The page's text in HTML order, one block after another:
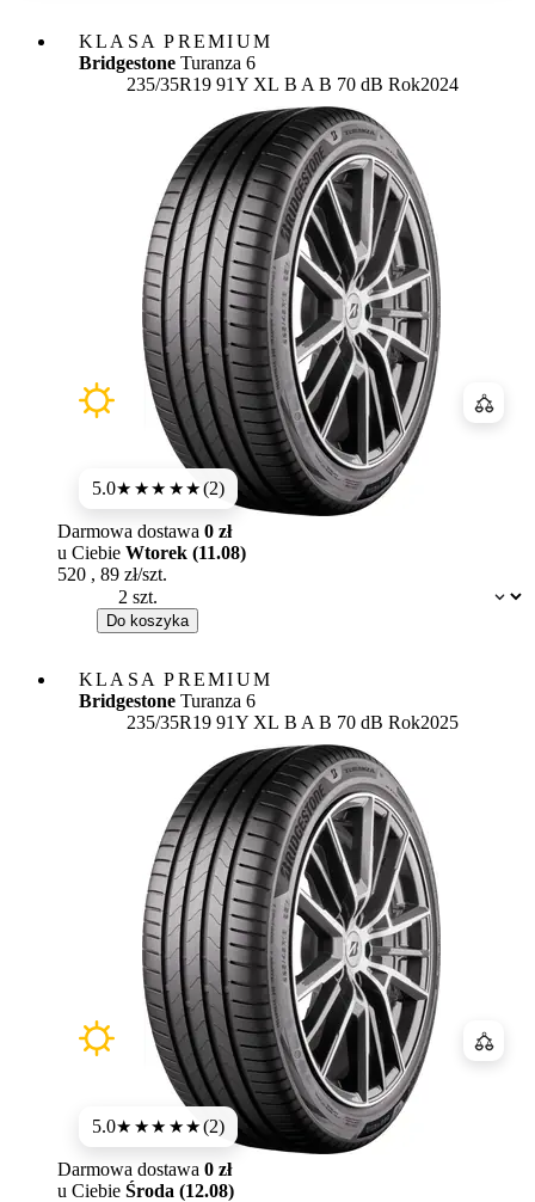
KLASA PREMIUM
Bridgestone Turanza 6
235/35R19 91Y XL Etykieta:
B A B 70 dB Rok2024
5.0★★★★★(2)
Dostępność:
Darmowa dostawa 0 zł
u Ciebie Wtorek (11.08)
520 , 89 zł/szt.
Do koszyka
KLASA PREMIUM
Bridgestone Turanza 6
235/35R19 91Y XL Etykieta:
B A B 70 dB Rok2025
5.0★★★★★(2)
Darmowa dostawa 0 zł
u Ciebie Środa (12.08)